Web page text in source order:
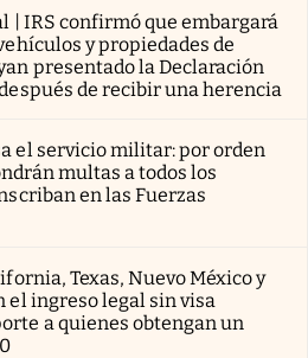
| IRS confirmó que embargará
y propiedades de
presentado la Declaración
de recibir una herencia
el servicio militar: por orden
multas a todos los
en las Fuerzas
Texas, Nuevo México y
ingreso legal sin visa
a quienes obtengan un